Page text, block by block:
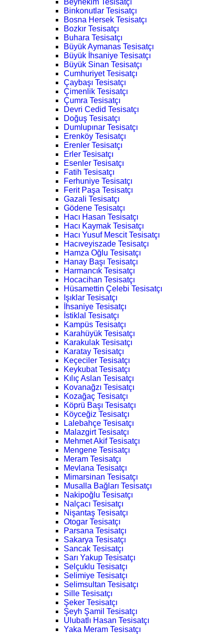
Beyhekim Tesisatçı
Binkonutlar Tesisatçı
Bosna Hersek Tesisatçı
Bozkır Tesisatçı
Buhara Tesisatçı
Büyük Aymanas Tesisatçı
Büyük İhsaniye Tesisatçı
Büyük Sinan Tesisatçı
Cumhuriyet Tesisatçı
Çaybaşı Tesisatçı
Çimenlik Tesisatçı
Çumra Tesisatçı
Devri Cedid Tesisatçı
Doğuş Tesisatçı
Dumlupınar Tesisatçı
Erenköy Tesisatçı
Erenler Tesisatçı
Erler Tesisatçı
Esenler Tesisatçı
Fatih Tesisatçı
Ferhuniye Tesisatçı
Ferit Paşa Tesisatçı
Gazali Tesisatçı
Gödene Tesisatçı
Hacı Hasan Tesisatçı
Hacı Kaymak Tesisatçı
Hacı Yusuf Mescit Tesisatçı
Hacıveyiszade Tesisatçı
Hamza Oğlu Tesisatçı
Hanay Başı Tesisatçı
Harmancık Tesisatçı
Hocacihan Tesisatçı
Hüsamettin Çelebi Tesisatçı
Işıklar Tesisatçı
İhsaniye Tesisatçı
İstiklal Tesisatçı
Kampüs Tesisatçı
Karahüyük Tesisatçı
Karakulak Tesisatçı
Karatay Tesisatçı
Keçeciler Tesisatçı
Keykubat Tesisatçı
Kılıç Aslan Tesisatçı
Kovanağzı Tesisatçı
Kozağaç Tesisatçı
Köprü Başı Tesisatçı
Köyceğiz Tesisatçı
Lalebahçe Tesisatçı
Malazgirt Tesisatçı
Mehmet Akif Tesisatçı
Mengene Tesisatçı
Meram Tesisatçı
Mevlana Tesisatçı
Mimarsinan Tesisatçı
Musalla Bağları Tesisatçı
Nakipoğlu Tesisatçı
Nalçacı Tesisatçı
Nişantaş Tesisatçı
Otogar Tesisatçı
Parsana Tesisatçı
Sakarya Tesisatçı
Sancak Tesisatçı
Sarı Yakup Tesisatçı
Selçuklu Tesisatçı
Selimiye Tesisatçı
Selimsultan Tesisatçı
Sille Tesisatçı
Şeker Tesisatçı
Şeyh Şamil Tesisatçı
Ulubatlı Hasan Tesisatçı
Yaka Meram Tesisatçı